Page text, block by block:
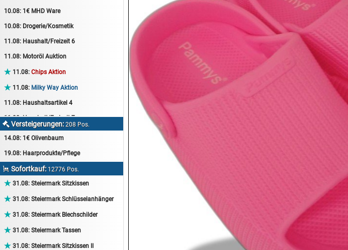
10.08: 1€ MHD Ware
10.08: Drogerie/Kosmetik
11.08: Haushalt/Freizeit 6
11.08: Motoröl Auktion
 11.08: Chips Aktion
 11.08: Milky Way Aktion
11.08: Haushaltsartikel 4
11.08:Haushalt/Freizeit 7
12.08:Pralinen Auktion
12.08:
 Versteigerungen:208 Pos.
14.08: 1€ Olivenbaum
19.08: Haarprodukte/Pflege
 Sofortkauf: 12776 Pos.
 31.08: Steiermark Sitzkissen
 31.08: Steiermark Schlüsselanhänger
 31.08: Steiermark Blechschilder
 31.08: Steiermark Tassen
 31.08: Steiermark Sitzkissen II